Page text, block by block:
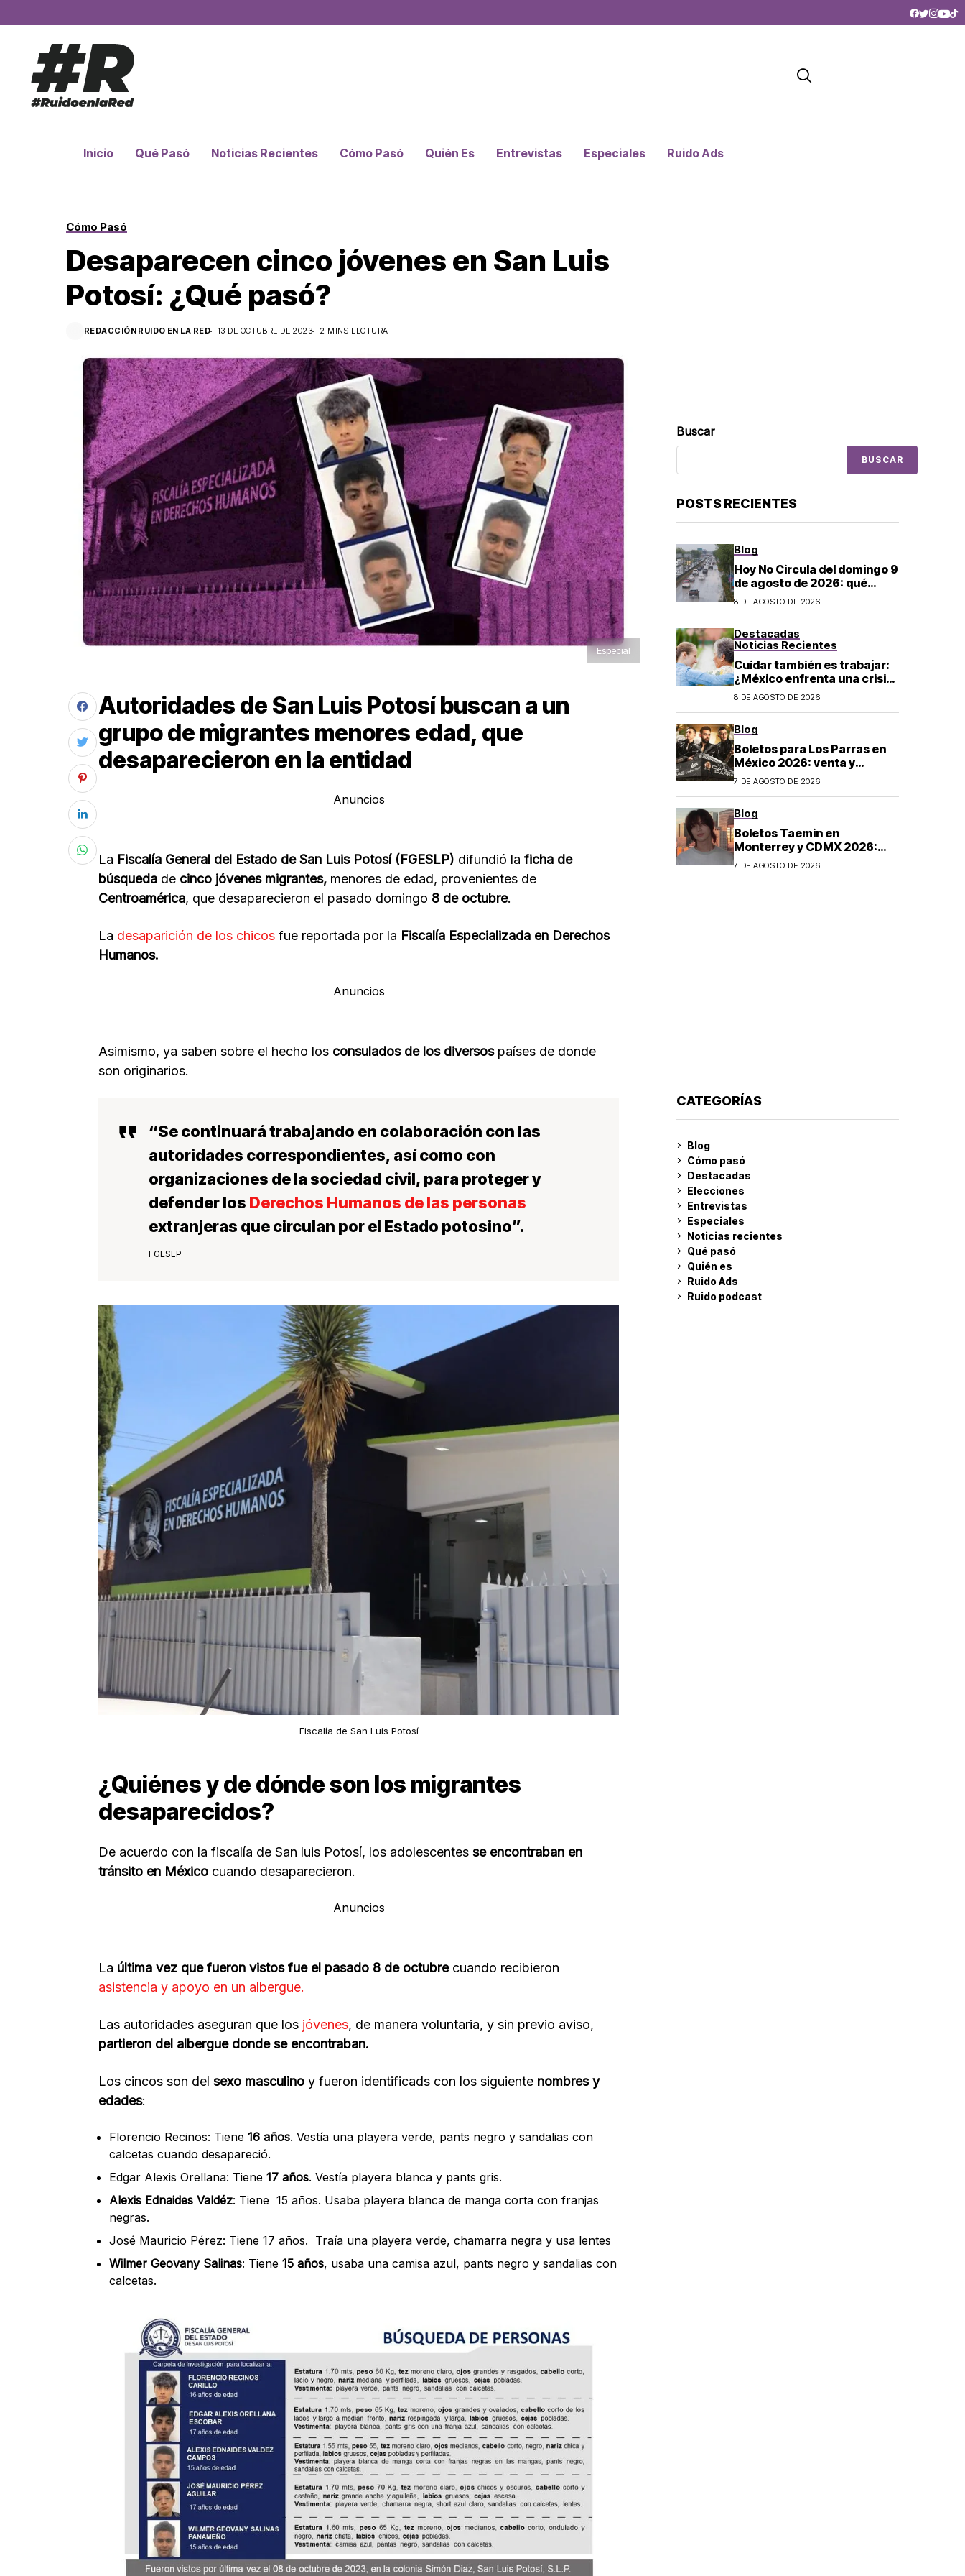
Inicio Qué Pasó Noticias Recientes Cómo Pasó Quién Es Entrevistas Especiales Ruido Ads
Cómo Pasó
Desaparecen cinco jóvenes en San Luis
Potosí: ¿Qué pasó?
REDACCIÓN RUIDO EN LA RED 13 DE OCTUBRE DE 2023 2 MINS LECTURA
Especial
Autoridades de San Luis Potosí buscan a un
grupo de migrantes menores edad, que
desaparecieron en la entidad
Anuncios
La Fiscalía General del Estado de San Luis Potosí (FGESLP) difundió la ficha de
búsqueda de cinco jóvenes migrantes, menores de edad, provenientes de
Centroamérica, que desaparecieron el pasado domingo 8 de octubre.
La desaparición de los chicos fue reportada por la Fiscalía Especializada en Derechos
Humanos.
Anuncios
Asimismo, ya saben sobre el hecho los consulados de los diversospaíses de donde
son originarios.
“Se continuará trabajando en colaboración con las
autoridades correspondientes, así como con
organizaciones de la sociedad civil, para proteger y
defender los Derechos Humanos de las personas
extranjeras que circulan por el Estado potosino”.
FGESLP
Fiscalía de San Luis Potosí
¿Quiénes y de dónde son los migrantes
desaparecidos?
De acuerdo con la fiscalía de San luis Potosí, los adolescentes se encontraban en
tránsito en México cuando desaparecieron.
Anuncios
La última vez que fueron vistos fue el pasado 8 de octubrecuando recibieron
asistencia y apoyo en un albergue.
Las autoridades aseguran que los jóvenes, de manera voluntaria, y sin previo aviso,
partieron del albergue donde se encontraban.
Los cincos son del sexo masculino y fueron identificads con los siguiente nombres y
edades:
Florencio Recinos: Tiene 16 años. Vestía una playera verde, pants negro y sandalias con
calcetas cuando desapareció.
Edgar Alexis Orellana: Tiene 17 años. Vestía playera blanca y pants gris.
Alexis Ednaides Valdéz: Tiene 15 años. Usaba playera blanca de manga corta con franjas
negras.
José Mauricio Pérez: Tiene 17 años. Traía una playera verde, chamarra negra y usa lentes
Wilmer Geovany Salinas: Tiene 15 años, usaba una camisa azul, pants negro y sandalias con
calcetas.
Buscar
BUSCAR
POSTS RECIENTES
Blog
Hoy No Circula del domingo 9
de agosto de 2026: qué
autos descansan y no
los horarios oficiales
8 DE AGOSTO DE 2026
Destacadas
Noticias Recientes
Cuidar también es trabajar:
¿México enfrenta una crisis
de cuidados?
8 DE AGOSTO DE 2026
Blog
Boletos para Los Parras en
México 2026: venta y
precios
7 DE AGOSTO DE 2026
Blog
Boletos Taemin en
Monterrey y CDMX 2026:
¿dónde comprar?
7 DE AGOSTO DE 2026
CATEGORÍAS
Blog
Cómo pasó
Destacadas
Elecciones
Entrevistas
Especiales
Noticias recientes
Qué pasó
Quién es
Ruido Ads
Ruido podcast